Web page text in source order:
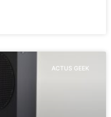
ACTUS GEEK